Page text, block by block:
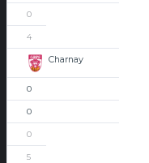
0
4
Charnay
0
0
0
5